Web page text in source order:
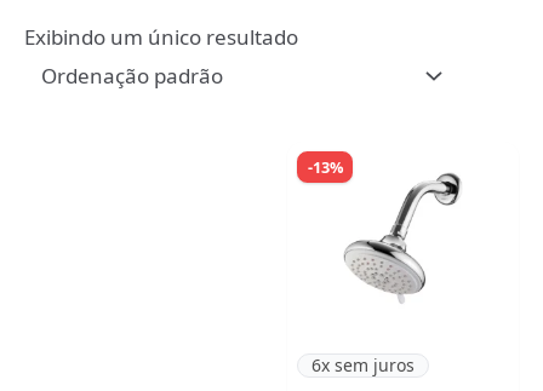
Exibindo um único resultado
-13%
6x sem juros